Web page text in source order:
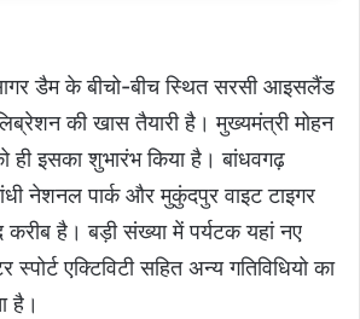
डैम के बीचो-बीच स्थित सरसी आइसलैंड
की खास तैयारी है। मुख्यमंत्री मोहन
ही इसका शुभारंभ किया है। बांधवगढ़
नेशनल पार्क और मुकुंदपुर वाइट टाइगर
करीब है। बड़ी संख्या में पर्यटक यहां नए
एक्टिविटी सहित अन्य गतिविधियो का
है।